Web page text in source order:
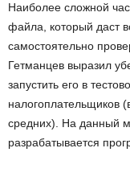
Наиболее сложной
файла, который даст
самостоятельно
Гетманцев выразил
запустить его в
налогоплательщиков
средних). На данный
разрабатывается